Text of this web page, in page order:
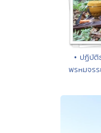
• ปฏิบัติ
พรหมจร